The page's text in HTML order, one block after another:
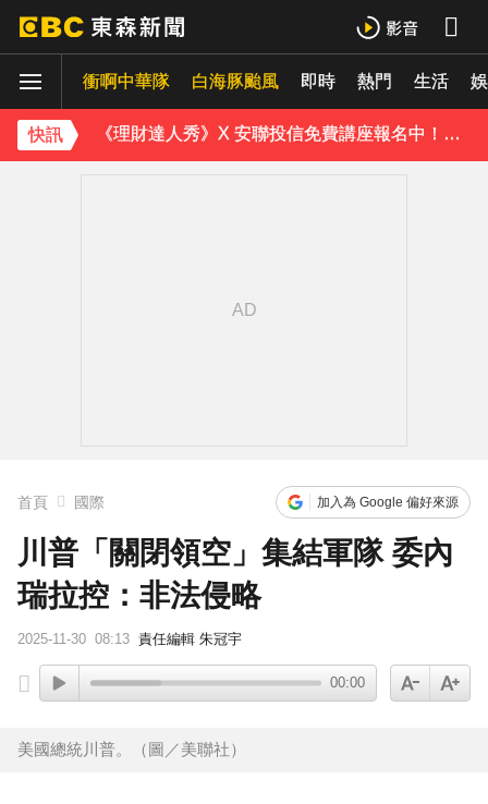
衝啊中華隊 白海豚颱風 即時 熱門 生活
快訊
下載東森App，隨時掌握天下大小事！
《理財達人秀》X 安聯投信免費講座報名中！搶先卡位 2027
15年摯愛離世！唐綺陽頭七驚見「驚人畫面」感動喊：真不是蓋的
首頁 國際 加入為 Google 偏好來源
川普「關閉領空」集結軍隊 委內
瑞拉控：非法侵略
2025-11-30 08:13 責任編輯 朱冠宇
00:00
美國總統川普。（圖／美聯社）